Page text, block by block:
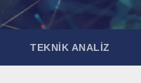
TEKNİK ANALİZ